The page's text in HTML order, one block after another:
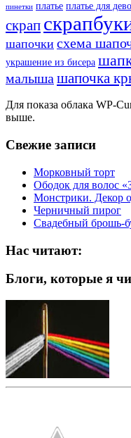
пинетки платье платье для
скрап
шапочки схема
украшение из бисера
малышашапочка
Для показа облака WP-
выше.
Свежие записи
Морковный торт
Ободок для волос
Монстрики. Декор
Черничный пирог
Свадебный брошь-
Нас читают:
Блоги, которые я